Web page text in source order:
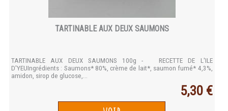
TARTINABLE AUX DEUX SAUMONS
TARTINABLE AUX DEUX SAUMONS 100g - RECETTE DE L'ILE
D'YEUIngrédients : Saumons* 80%, crème de lait*, saumon fumé* 4,3%,
amidon, sirop de glucose,...
5,30 €